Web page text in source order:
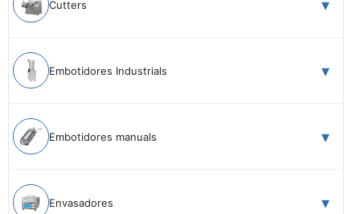
Cutters
Embotidores Industrials
Embotidores manuals
Envasadores